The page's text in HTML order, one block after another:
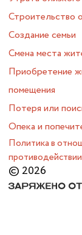
Строительство
Создание семьи
Смена места
Приобретение
помещения
Потеря или
Опека и
Политика в
© 2026